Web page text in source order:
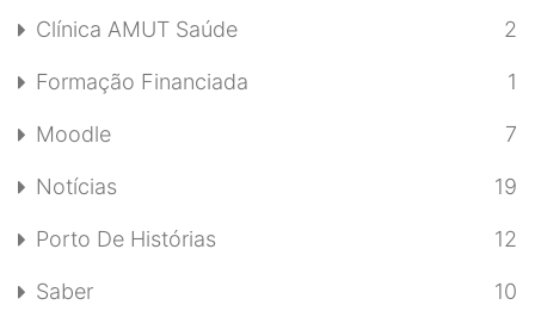
Clínica AMUT Saúde 2
Formação Financiada 1
Moodle 7
Notícias 19
Porto De Histórias 12
Saber 10